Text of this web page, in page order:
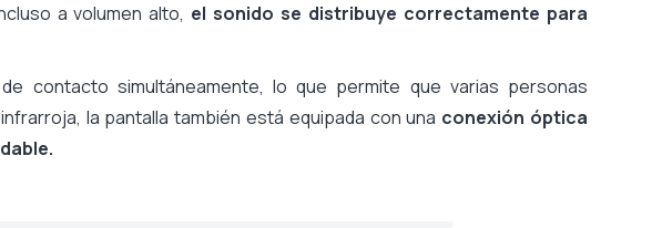
a volumen alto, el sonido se distribuye correctamente para
contacto simultáneamente, lo que permite que varias personas
la pantalla también está equipada con una conexión óptica